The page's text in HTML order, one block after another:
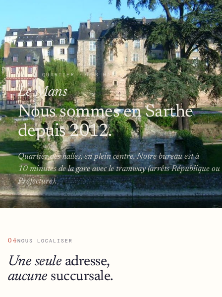
NOTRE QUARTIER · LES HALLES
Le Mans
Nous sommes en Sarthe
depuis 2012.
Quartier des halles, en plein centre. Notre bureau est à
10 minutes de la gare avec le tramway (arrêts République ou
Préfecture).
04NOUS LOCALISER
Une seuleadresse,
aucunesuccursale.